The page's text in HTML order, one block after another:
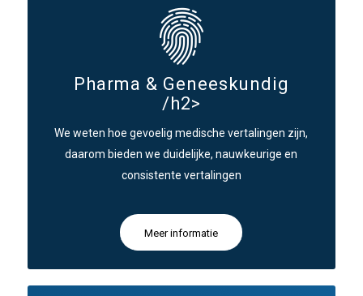
Pharma & Geneeskundig
/h2>
We weten hoe gevoelig medische vertalingen zijn,
daarom bieden we duidelijke, nauwkeurige en
consistente vertalingen
Meer informatie